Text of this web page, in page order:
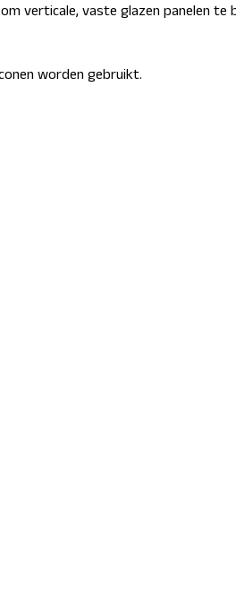
verticale, vaste glazen panelen te
worden gebruikt.